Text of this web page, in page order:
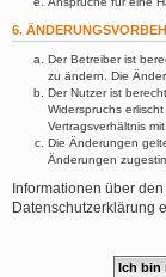
6.
Der Betreiber ist
zu ändern. Die
Der Nutzer ist
Widerspruchs
Vertragsverhältnis
Die Änderungen
Änderungen
Informationen über
Datenschutzerklärung